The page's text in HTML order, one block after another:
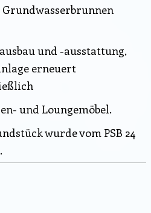
und -ausstattung,
erneuert
und Loungemöbel.
wurde vom PSB 24